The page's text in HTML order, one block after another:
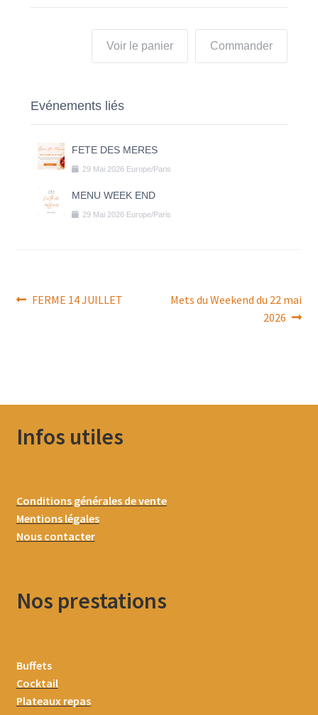
Commander
Voir le panier
Evénements liés
FETE DES MERES
29 Mai 2026 Europe/Paris
MENU WEEK END
29 Mai 2026 Europe/Paris
Navigation
Article
FERME 14 JUILLET
Article
Mets du Weekend du 22 mai
2026
Infos utiles
Conditions générales de vente
Mentions légales
Nous contacter
Nos prestations
Buffets
Cocktail
Plateaux repas